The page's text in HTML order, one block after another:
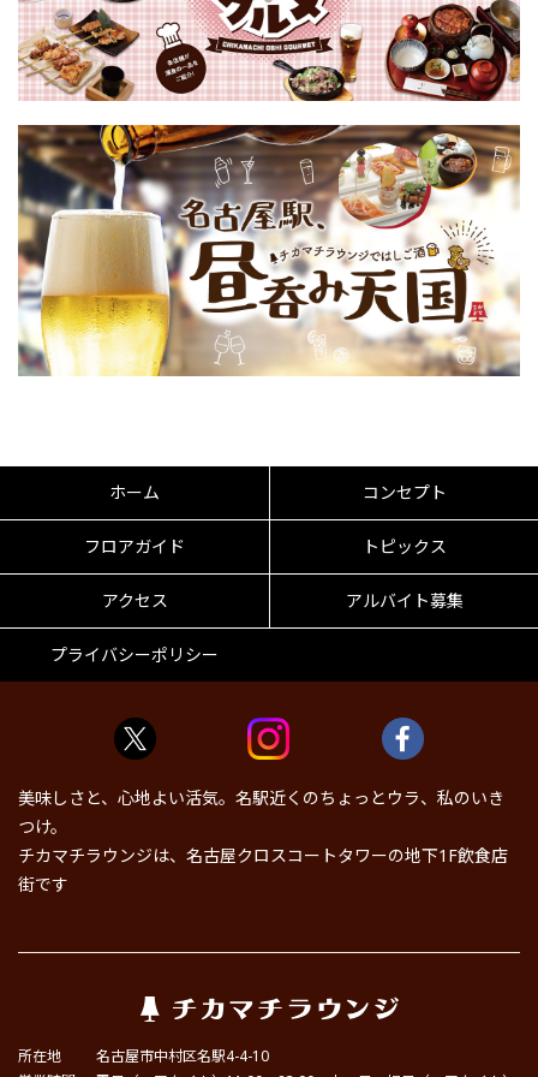
ホーム コンセプト
フロアガイド トピックス
アクセス アルバイト募集
プライバシーポリシー
美味しさと、心地よい活気。名駅近くのちょっとウラ、私のいき
つけ。
チカマチラウンジは、名古屋クロスコートタワーの地下1F飲食店
街です
所在地
名古屋市中村区名駅4-4-10